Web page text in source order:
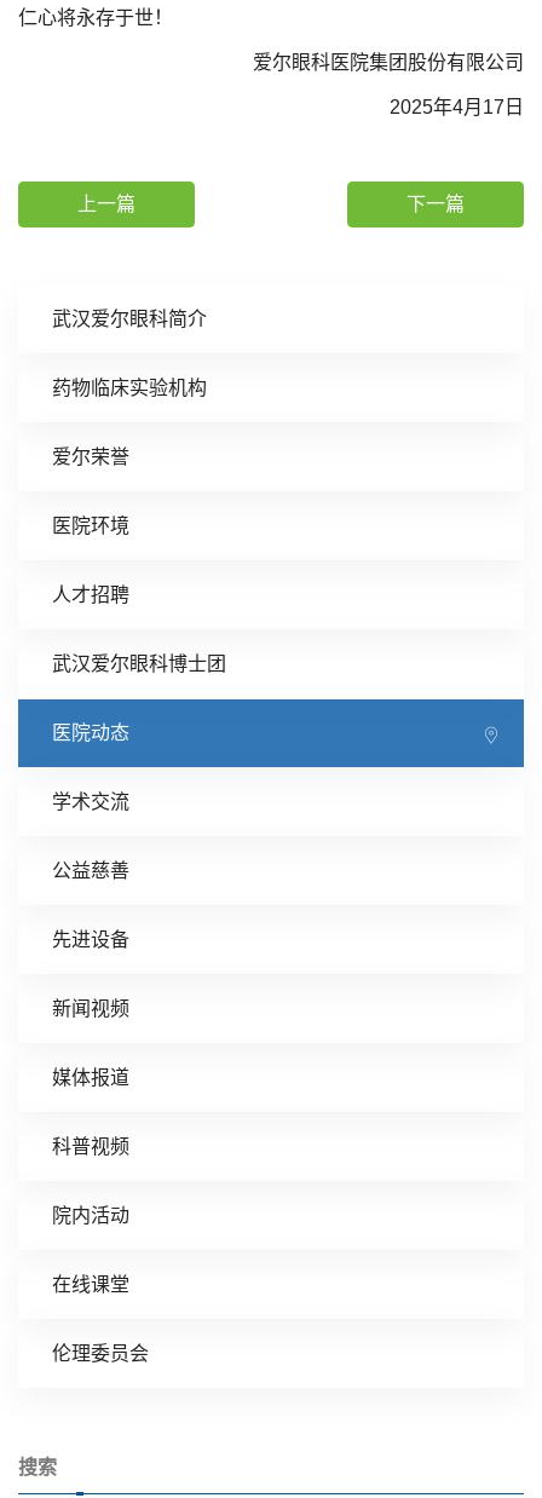
武汉爱尔眼科简介
药物临床实验机构
爱尔荣誉
医院环境
人才招聘
武汉爱尔眼科博士团
医院动态
学术交流
公益慈善
先进设备
新闻视频
媒体报道
科普视频
院内活动
在线课堂
伦理委员会
搜索
仁心将永存于世！
爱尔眼科医院集团股份有限公司
2025年4月17日
上一篇 下一篇